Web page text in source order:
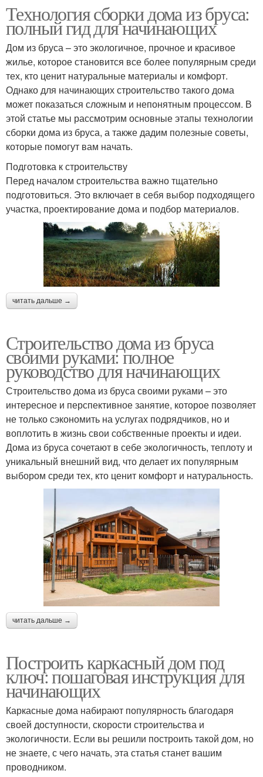
Технология сборки дома из бруса:
полный гид для начинающих
Дом из бруса – это экологичное, прочное и красивое
жилье, которое становится все более популярным среди
тех, кто ценит натуральные материалы и комфорт.
Однако для начинающих строительство такого дома
может показаться сложным и непонятным процессом. В
этой статье мы рассмотрим основные этапы технологии
сборки дома из бруса, а также дадим полезные советы,
которые помогут вам начать.
Подготовка к строительству
Перед началом строительства важно тщательно
подготовиться. Это включает в себя выбор подходящего
участка, проектирование дома и подбор материалов.
читать дальше →
Строительство дома из бруса
своими руками: полное
руководство для начинающих
Строительство дома из бруса своими руками – это
интересное и перспективное занятие, которое позволяет
не только сэкономить на услугах подрядчиков, но и
воплотить в жизнь свои собственные проекты и идеи.
Дома из бруса сочетают в себе экологичность, теплоту и
уникальный внешний вид, что делает их популярным
выбором среди тех, кто ценит комфорт и натуральность.
читать дальше →
Построить каркасный дом под
ключ: пошаговая инструкция для
начинающих
Каркасные дома набирают популярность благодаря
своей доступности, скорости строительства и
экологичности. Если вы решили построить такой дом, но
не знаете, с чего начать, эта статья станет вашим
проводником.